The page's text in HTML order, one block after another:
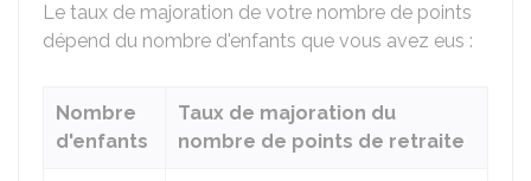
Le taux de majoration de votre nombre de points
dépend du nombre d'enfants que vous avez eus :
Nombre
d'enfants
Taux de majoration du
nombre de points de retraite